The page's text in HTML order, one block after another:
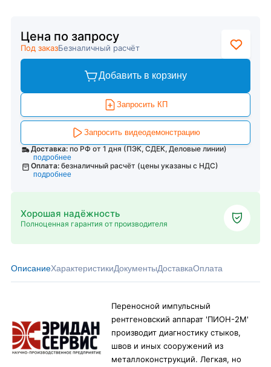
Цена по запросу
Под заказБезналичный расчёт
Добавить в корзину
Запросить КП
Запросить видеодемонстрацию
Доставка: по РФ от 1 дня (ПЭК, СДЕК, Деловые линии)
подробнее
Оплата: безналичный расчёт (цены указаны с НДС)
подробнее
Хорошая надёжность
Полноценная гарантия от производителя
ОписаниеХарактеристикиДокументыДоставкаОплата
Переносной импульсный
рентгеновский аппарат 'ПИОН-2М'
производит диагностику стыков,
швов и иных сооружений из
металлоконструкций. Легкая, но